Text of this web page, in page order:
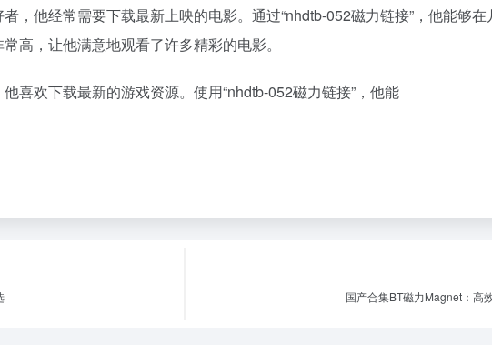
，他经常需要下载最新上映的电影。通过“nhdtb-052磁力链接”，他能够
高，让他满意地观看了许多精彩的电影。
喜欢下载最新的游戏资源。使用“nhdtb-052磁力链接”，他能
国产合集BT磁力Magnet：高